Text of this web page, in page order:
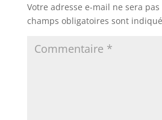
Votre adresse e-mail ne sera
champs obligatoires sont